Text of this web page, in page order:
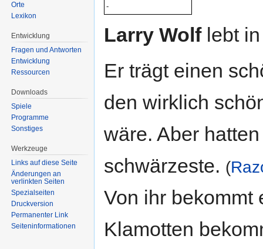
-
Larry Wolflebt
Er trägt einen
den wirklich
wäre. Aber
schwärzeste. (
Von ihr bekommt
Klamotten
Orte
Lexikon
Entwicklung
Fragen und Antworten
Entwicklung
Ressourcen
Downloads
Spiele
Programme
Sonstiges
Werkzeuge
Links auf diese Seite
Änderungen an
verlinkten Seiten
Spezialseiten
Druckversion
Permanenter Link
Seiten­informationen